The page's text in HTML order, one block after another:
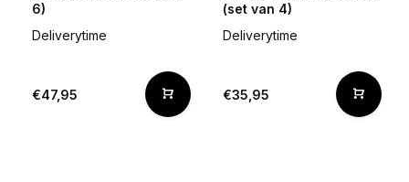
6)
Deliverytime
€47,95
(set van 4)
Deliverytime
€35,95